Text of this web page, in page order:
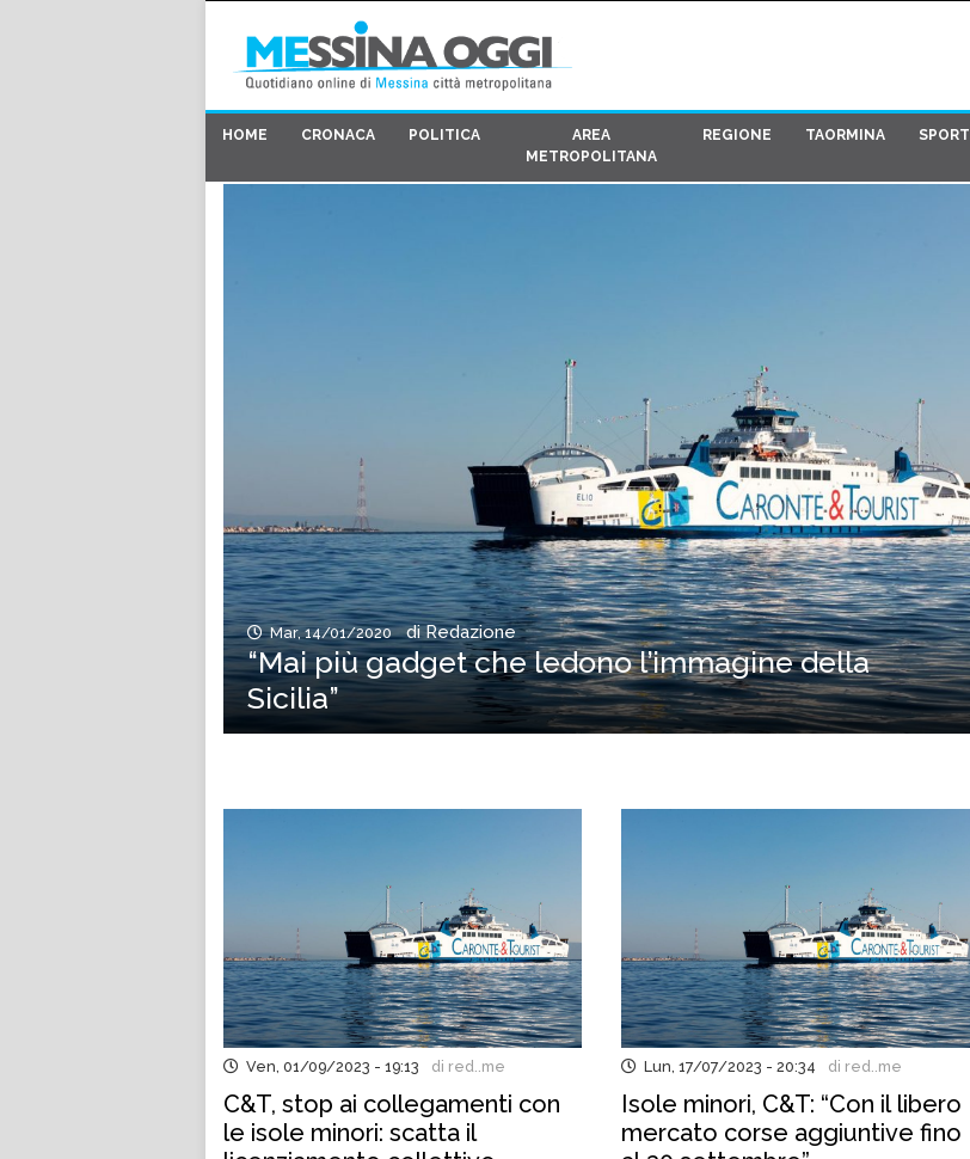
HOME CRONACA POLITICA
AREA
METROPOLITANA
REGIONE TAORMINA SPORT
Mar, 14/01/2020 di Redazione
“Mai più gadget che ledono l’immagine della
Sicilia”
Ven, 01/09/2023 - 19:13 di red..me
C&T, stop ai collegamenti con
le isole minori: scatta il
Lun, 17/07/2023 - 20:34 di red..me
Isole minori, C&T: “Con il libero
mercato corse aggiuntive fino